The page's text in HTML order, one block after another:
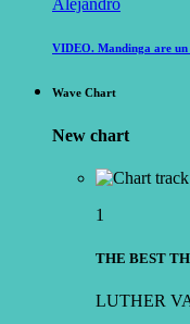
VIDEO. Mandinga are
Wave Chart
New chart
1
THE BEST
LUTHER